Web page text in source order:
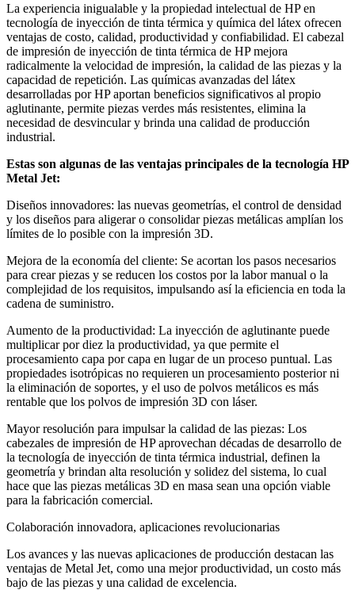
La experiencia inigualable y la propiedad intelectual de HP en
tecnología de inyección de tinta térmica y química del látex ofrecen
ventajas de costo, calidad, productividad y confiabilidad. El cabezal
de impresión de inyección de tinta térmica de HP mejora
radicalmente la velocidad de impresión, la calidad de las piezas y la
capacidad de repetición. Las químicas avanzadas del látex
desarrolladas por HP aportan beneficios significativos al propio
aglutinante, permite piezas verdes más resistentes, elimina la
necesidad de desvincular y brinda una calidad de producción
industrial.
Estas son algunas de las ventajas principales de la tecnología HP
Metal Jet:
Diseños innovadores: las nuevas geometrías, el control de densidad
y los diseños para aligerar o consolidar piezas metálicas amplían los
límites de lo posible con la impresión 3D.
Mejora de la economía del cliente: Se acortan los pasos necesarios
para crear piezas y se reducen los costos por la labor manual o la
complejidad de los requisitos, impulsando así la eficiencia en toda la
cadena de suministro.
Aumento de la productividad: La inyección de aglutinante puede
multiplicar por diez la productividad, ya que permite el
procesamiento capa por capa en lugar de un proceso puntual. Las
propiedades isotrópicas no requieren un procesamiento posterior ni
la eliminación de soportes, y el uso de polvos metálicos es más
rentable que los polvos de impresión 3D con láser.
Mayor resolución para impulsar la calidad de las piezas: Los
cabezales de impresión de HP aprovechan décadas de desarrollo de
la tecnología de inyección de tinta térmica industrial, definen la
geometría y brindan alta resolución y solidez del sistema, lo cual
hace que las piezas metálicas 3D en masa sean una opción viable
para la fabricación comercial.
Colaboración innovadora, aplicaciones revolucionarias
Los avances y las nuevas aplicaciones de producción destacan las
ventajas de Metal Jet, como una mejor productividad, un costo más
bajo de las piezas y una calidad de excelencia.